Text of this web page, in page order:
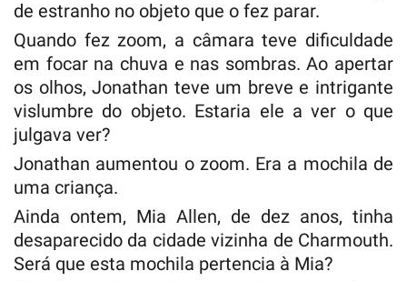
de estranho no objeto que o fez parar.
Quando fez zoom, a câmara teve dificuldade
em focar na chuva e nas sombras. Ao apertar
os olhos, Jonathan teve um breve e intrigante
vislumbre do objeto. Estaria ele a ver o que
julgava ver?
Jonathan aumentou o zoom. Era a mochila de
uma criança.
Ainda ontem, Mia Allen, de dez anos, tinha
desaparecido da cidade vizinha de Charmouth.
Será que esta mochila pertencia à Mia?